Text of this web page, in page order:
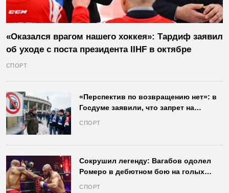
«Оказался врагом нашего хоккея»: Тардиф заявил
об уходе с поста президента IIHF в октябре
СПОРТ
«Перспектив по возвращению нет»: в
Госдуме заявили, что запрет на
СПОРТ
Сокрушил легенду: Вагабов одолел
Ромеро в дебютном бою на голых
СПОРТ